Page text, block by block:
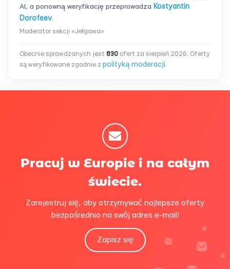
AI, a ponowną weryfikację przeprowadza Kostyantin
Dorofeev.
Moderator sekcji «Jełgawa»
Obecnie sprawdzanych jest 830 ofert za sierpień 2026. Oferty
są weryfikowane zgodnie z polityką moderacji.
Pracuj w Europie i na całym
świecie.
Zarejestruj się, aby otrzymywać najlepsze oferty
bezpośrednio na swój adres e-mail!
Zapisz się